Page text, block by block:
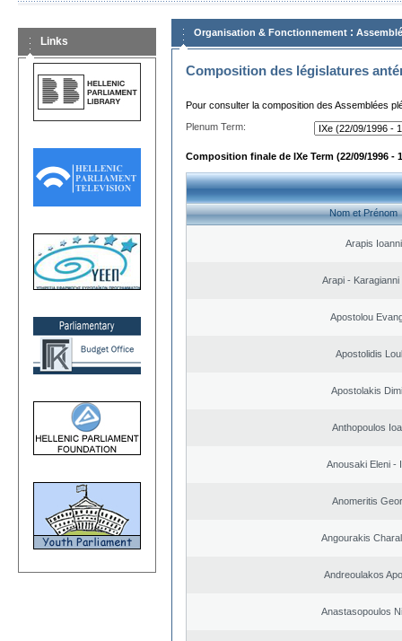
Links
Organisation & Fonctionnement :
Composition des législatures
Pour consulter la composition des Assemblées
Plenum Term:
Composition finale de IXe Term (22/09/1996 -
Nom et Prénom
Arapis
Arapi - Karagianni
Apostolou
Apostolidis
Apostolakis
Anthopoulos
Anousaki Eleni -
Anomeritis
Angourakis
Andreoulakos
Anastasopoulos